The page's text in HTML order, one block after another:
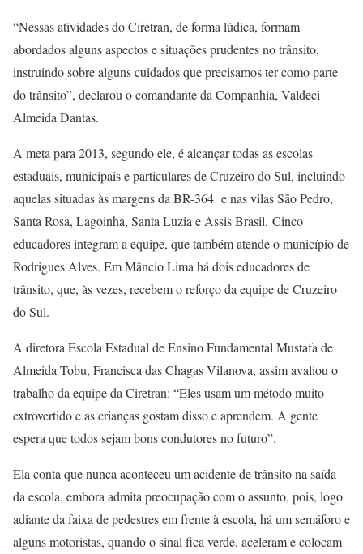
“Nessas atividades do Ciretran, de forma lúdica, formam
abordados alguns aspectos e situações prudentes no trânsito,
instruindo sobre alguns cuidados que precisamos ter como parte
do trânsito”, declarou o comandante da Companhia, Valdeci
Almeida Dantas.
A meta para 2013, segundo ele, é alcançar todas as escolas
estaduais, municipais e particulares de Cruzeiro do Sul, incluindo
aquelas situadas às margens da BR-364 e nas vilas São Pedro,
Santa Rosa, Lagoinha, Santa Luzia e Assis Brasil. Cinco
educadores integram a equipe, que também atende o município de
Rodrigues Alves. Em Mâncio Lima há dois educadores de
trânsito, que, às vezes, recebem o reforço da equipe de Cruzeiro
do Sul.
A diretora Escola Estadual de Ensino Fundamental Mustafa de
Almeida Tobu, Francisca das Chagas Vilanova, assim avaliou o
trabalho da equipe da Ciretran: “Eles usam um método muito
extrovertido e as crianças gostam disso e aprendem. A gente
espera que todos sejam bons condutores no futuro”.
Ela conta que nunca aconteceu um acidente de trânsito na saída
da escola, embora admita preocupação com o assunto, pois, logo
adiante da faixa de pedestres em frente à escola, há um semáforo e
alguns motoristas, quando o sinal fica verde, aceleram e colocam